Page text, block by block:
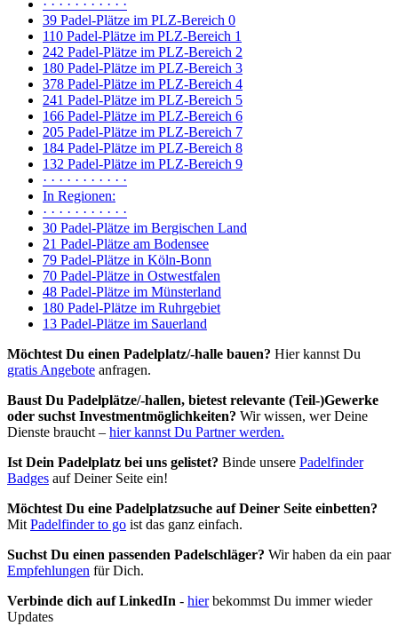
· · · · · · · · · · ·
39 Padel-Plätze im PLZ-Bereich 0
110 Padel-Plätze im PLZ-Bereich 1
242 Padel-Plätze im PLZ-Bereich 2
180 Padel-Plätze im PLZ-Bereich 3
378 Padel-Plätze im PLZ-Bereich 4
241 Padel-Plätze im PLZ-Bereich 5
166 Padel-Plätze im PLZ-Bereich 6
205 Padel-Plätze im PLZ-Bereich 7
184 Padel-Plätze im PLZ-Bereich 8
132 Padel-Plätze im PLZ-Bereich 9
· · · · · · · · · · ·
In Regionen:
· · · · · · · · · · ·
30 Padel-Plätze im Bergischen Land
21 Padel-Plätze am Bodensee
79 Padel-Plätze in Köln-Bonn
70 Padel-Plätze in Ostwestfalen
48 Padel-Plätze im Münsterland
180 Padel-Plätze im Ruhrgebiet
13 Padel-Plätze im Sauerland
Möchtest Du einen Padelplatz/-halle bauen? Hier kannst Du
gratis Angebote anfragen.
Baust Du Padel­plätze/-hallen, bietest relevante (Teil-)Gewerke
oder suchst In­vest­ment­möglich­keiten? Wir wissen, wer Deine
Dienste braucht – hier kannst Du Partner werden.
Ist Dein Padelplatz bei uns gelistet? Binde unsere Padelfinder
Badges auf Deiner Seite ein!
Möchtest Du eine Padelplatzsuche auf Deiner Seite einbetten?
MitPadelfinder to go ist das ganz einfach.
Suchst Du einen passenden Padelschläger? Wir haben da ein paar
Empfehlungen für Dich.
Verbinde dich auf LinkedIn - hierbekommst Du immer wieder
Updates